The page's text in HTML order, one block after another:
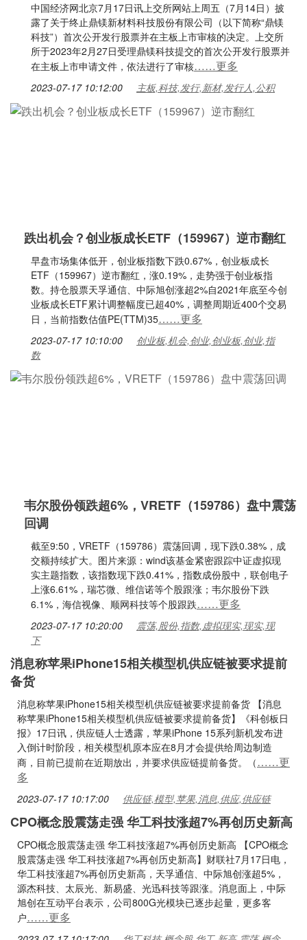
中国经济网北京7月17日讯上交所网站上周五（7月14日）披
露了关于终止鼎镁新材料科技股份有限公司（以下简称“鼎镁
科技”）首次公开发行股票并在主板上市审核的决定。上交所
所于2023年2月27日受理鼎镁科技提交的首次公开发行股票并
在主板上市申请文件，依法进行了审核……更多
2023-07-17 10:12:00 主板,科技,发行,新材,发行人,公积
跌出机会？创业板成长ETF（159967）逆市翻红
早盘市场集体低开，创业板指数下跌0.67%，创业板成长
ETF（159967）逆市翻红，涨0.19%，走势强于创业板指
数。持仓股票天孚通信、中际旭创涨超2%自2021年底至今创
业板成长ETF累计调整幅度已超40%，调整周期近400个交易
日，当前指数估值PE(TTM)35……更多
2023-07-17 10:10:00
创业板,机会,创业,创业板,创业,指
数
韦尔股份领跌超6%，VRETF（159786）盘中震荡
回调
截至9:50，VRETF（159786）震荡回调，现下跌0.38%，成
交额持续扩大。图片来源：wind该基金紧密跟踪中证虚拟现
实主题指数，该指数现下跌0.41%，指数成份股中，联创电子
上涨6.61%，瑞芯微、维信诺等个股跟涨；韦尔股份下跌
6.1%，海信视像、顺网科技等个股跟跌……更多
2023-07-17 10:20:00
震荡,股份,指数,虚拟现实,现实,现
下
消息称苹果iPhone15相关模型机供应链被要求提前
备货
消息称苹果iPhone15相关模型机供应链被要求提前备货 【消息
称苹果iPhone15相关模型机供应链被要求提前备货】《科创板日
报》17日讯，供应链人士透露，苹果iPhone 15系列新机发布进
入倒计时阶段，相关模型机原本应在8月才会提供给周边制造
商，目前已提前在近期放出，并要求供应链提前备货。（……更
多
2023-07-17 10:17:00 供应链,模型,苹果,消息,供应,供应链
CPO概念股震荡走强 华工科技涨超7%再创历史新高
CPO概念股震荡走强 华工科技涨超7%再创历史新高 【CPO概念
股震荡走强 华工科技涨超7%再创历史新高】财联社7月17日电，
华工科技涨超7%再创历史新高，天孚通信、中际旭创涨超5%，
源杰科技、太辰光、新易盛、光迅科技等跟涨。消息面上，中际
旭创在互动平台表示，公司800G光模块已逐步起量，更多客
户……更多